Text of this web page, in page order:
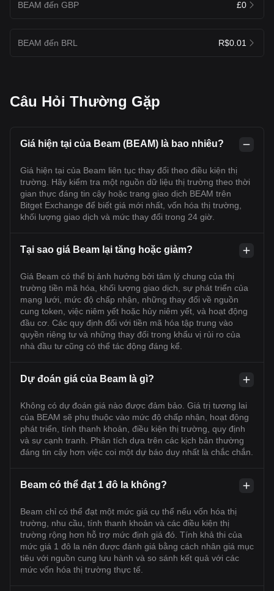
BEAM đến GBP £0
BEAM đến BRL R$0.01
Câu Hỏi Thường Gặp
Giá hiện tại của Beam (BEAM) là bao nhiêu?
Giá hiện tại của Beam liên tục thay đổi theo điều kiện thị
trường. Hãy kiểm tra một nguồn dữ liệu thị trường theo thời
gian thực đáng tin cậy hoặc trang giao dịch BEAM trên
Bitget Exchange để biết giá mới nhất, vốn hóa thị trường,
khối lượng giao dịch và mức thay đổi trong 24 giờ.
Tại sao giá Beam lại tăng hoặc giảm?
Giá Beam có thể bị ảnh hưởng bởi tâm lý chung của thị
trường tiền mã hóa, khối lượng giao dịch, sự phát triển của
mạng lưới, mức độ chấp nhận, những thay đổi về nguồn
cung token, việc niêm yết hoặc hủy niêm yết, và hoạt động
đầu cơ. Các quy định đối với tiền mã hóa tập trung vào
quyền riêng tư và những thay đổi trong khẩu vị rủi ro của
nhà đầu tư cũng có thể tác động đáng kể.
Dự đoán giá của Beam là gì?
Không có dự đoán giá nào được đảm bảo. Giá trị tương lai
của BEAM sẽ phụ thuộc vào mức độ chấp nhận, hoạt động
phát triển, tính thanh khoản, điều kiện thị trường, quy định
và sự cạnh tranh. Phân tích dựa trên các kịch bản thường
đáng tin cậy hơn việc coi một dự báo duy nhất là chắc chắn.
Beam có thể đạt 1 đô la không?
Beam chỉ có thể đạt một mức giá cụ thể nếu vốn hóa thị
trường, nhu cầu, tính thanh khoản và các điều kiện thị
trường rộng hơn hỗ trợ mức định giá đó. Tính khả thi của
mức giá 1 đô la nên được đánh giá bằng cách nhân giá mục
tiêu với nguồn cung lưu hành và so sánh kết quả với các
mức vốn hóa thị trường thực tế.